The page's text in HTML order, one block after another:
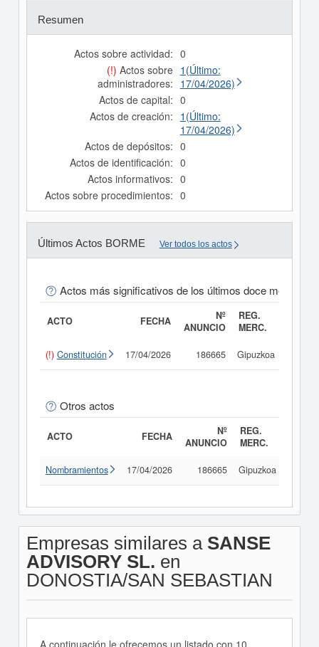
Resumen
Actos sobre actividad: 0
(!) Actos sobre
administradores:
1(Último:
17/04/2026)
Actos de capital: 0
Actos de creación: 1(Último:
17/04/2026)
Actos de depósitos: 0
Actos de identificación: 0
Actos informativos: 0
Actos sobre procedimientos: 0
Últimos Actos BORME Ver todos los actos
Actos más significativos de los últimos doce meses
ACTO FECHA
Nº
ANUNCIO
REG.
MERC.
(!) Constitución 17/04/2026 186665 Gipuzkoa
Otros actos
ACTO FECHA
Nº
ANUNCIO
REG.
MERC.
Nombramientos 17/04/2026 186665 Gipuzkoa
Empresas similares a SANSE
ADVISORY SL. en
DONOSTIA/SAN SEBASTIAN